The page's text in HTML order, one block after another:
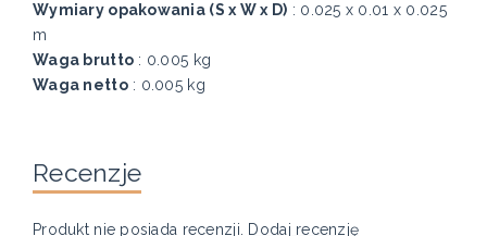
Wymiary opakowania (S x W x D) : 0.025 x 0.01 x 0.025
m
Waga brutto : 0.005 kg
Waga netto: 0.005 kg
Recenzje
Produkt nie posiada recenzji. Dodaj recenzję